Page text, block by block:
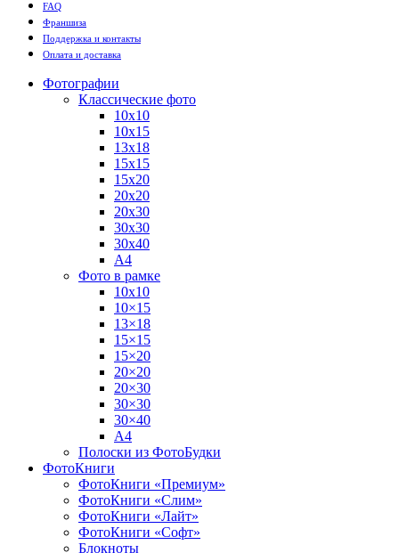
FAQ
Франшиза
Поддержка и контакты
Оплата и доставка
Фотографии
Классические фото
10х10
10х15
13х18
15х15
15х20
20х20
20х30
30х30
30х40
А4
Фото в рамке
10х10
10×15
13×18
15×15
15×20
20×20
20×30
30×30
30×40
A4
Полоски из ФотоБудки
ФотоКниги
ФотоКниги «Премиум»
ФотоКниги «Слим»
ФотоКниги «Лайт»
ФотоКниги «Софт»
Блокноты